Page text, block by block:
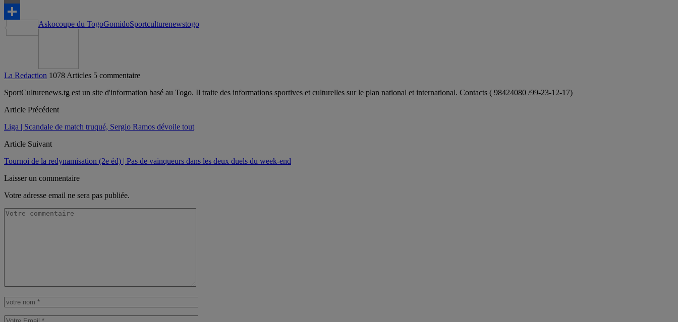
Email
Partager
Askocoupe du TogoGomidoSportculturenewstogo
La Redaction 1078 Articles 5 commentaire
SportCulturenews.tg est un site d'information basé au Togo. Il traite des informations sportives et culturelles sur le plan national et international. Contacts ( 98424080 /99-23-12-17)
Article Précédent
Liga | Scandale de match truqué, Sergio Ramos dévoile tout
Article Suivant
Tournoi de la redynamisation (2e éd) | Pas de vainqueurs dans les deux duels du week-end
Laisser un commentaire
Votre adresse email ne sera pas publiée.